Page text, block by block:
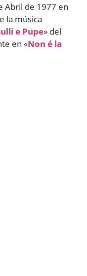
Abril de 1977 en
la música
e Pupe» del
en «Non é la